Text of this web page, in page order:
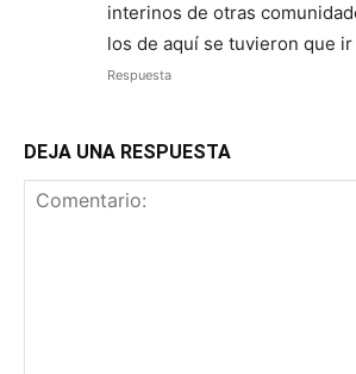
interinos de otras
los de aquí se tuvieron que ir
Respuesta
DEJA UNA RESPUESTA